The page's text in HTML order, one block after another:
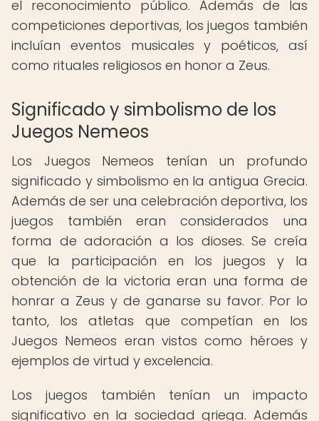
el reconocimiento público. Además de las
competiciones deportivas, los juegos también
incluían eventos musicales y poéticos, así
como rituales religiosos en honor a Zeus.
Significado y simbolismo de los
Juegos Nemeos
Los Juegos Nemeos tenían un profundo
significado y simbolismo en la antigua Grecia.
Además de ser una celebración deportiva, los
juegos también eran considerados una
forma de adoración a los dioses. Se creía
que la participación en los juegos y la
obtención de la victoria eran una forma de
honrar a Zeus y de ganarse su favor. Por lo
tanto, los atletas que competían en los
Juegos Nemeos eran vistos como héroes y
ejemplos de virtud y excelencia.
Los juegos también tenían un impacto
significativo en la sociedad griega. Además